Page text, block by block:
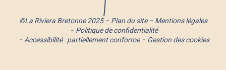
©La Riviera Bretonne 2025 Plan du site
Mentions légales
Politique de confidentialité
Accessibilité : partiellement conforme
Gestion des cookies